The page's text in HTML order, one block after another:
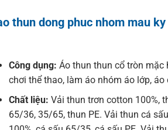
thun dong phuc nhom mau
Công dụng: Áo thun thun cổ tròn mặc
chơi thể thao, làm áo nhóm áo lớp, áo
Chất liệu: Vải thun trơn cotton 100%,
65/36, 35/65, thun PE. Vải thun cá